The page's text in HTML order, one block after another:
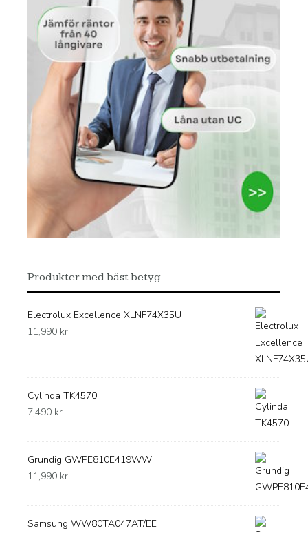
Produkter med bäst betyg
Electrolux Excellence XLNF74X35U
11,990 kr
Cylinda TK4570
7,490 kr
Grundig GWPE810E419WW
11,990 kr
Samsung WW80TA047AT/EE